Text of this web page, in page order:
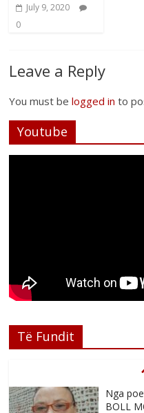
July 9, 2020
0
Leave a Reply
You must belogged in to
Youtube
Të Fundit
Nga
BOLL